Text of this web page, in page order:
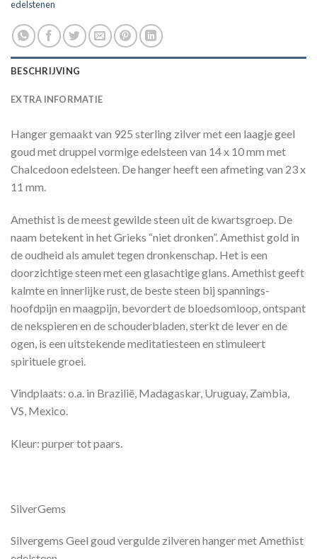
edelstenen
BESCHRIJVING
EXTRA INFORMATIE
Hanger gemaakt van 925 sterling zilver met een laagje geel
goud met druppel vormige edelsteen van 14 x 10 mm met
Chalcedoon edelsteen. De hanger heeft een afmeting van 23 x
11 mm.
Amethist is de meest gewilde steen uit de kwartsgroep. De
naam betekent in het Grieks “niet dronken”. Amethist gold in
de oudheid als amulet tegen dronkenschap. Het is een
doorzichtige steen met een glasachtige glans. Amethist geeft
kalmte en innerlijke rust, de beste steen bij spannings­
hoofdpijn en maagpijn, bevordert de bloedsomloop, ontspant
de nekspie­ren en de schouderbla­den, sterkt de lever en de
ogen, is een uitstekende meditatiesteen en stimuleert
spirituele groei.
Vindplaats: o.a. in Brazilië, Madagaskar, Uruguay, Zambia,
VS, Mexico.
Kleur: purper tot paars.
SilverGems
Silvergems Geel goud vergulde zilveren hanger met Amethist